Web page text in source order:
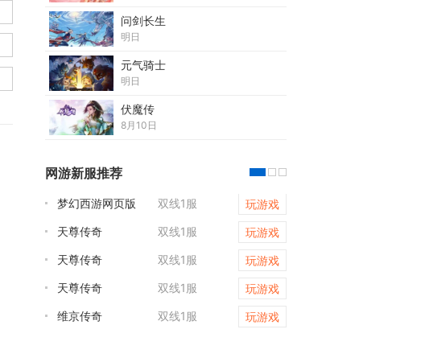
问剑长生
明日
元气骑士
明日
伏魔传
8月10日
网游新服推荐
梦幻西游网页版 双线1服
玩游戏
天尊传奇
双线1服
玩游戏
天尊传奇
双线1服
玩游戏
天尊传奇
双线1服
玩游戏
维京传奇
双线1服 玩游戏